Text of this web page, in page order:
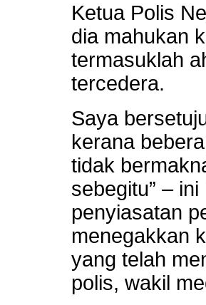
Ketua Polis
dia mahukan
termasuklah
tercedera.
Saya
kerana
tidak
sebegitu” –
penyiasatan
menegakkan
yang telah
polis, wakil